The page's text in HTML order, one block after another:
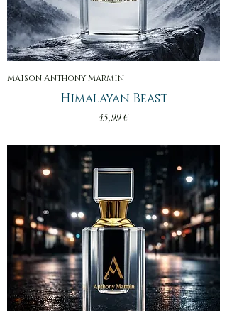
Maison Anthony Marmin
Himalayan Beast
Prix
45,99 €